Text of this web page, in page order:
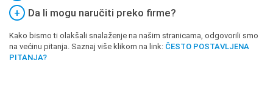
+
Da li mogu naručiti preko firme?
Kako bismo ti olakšali snalaženje na našim stranicama, odgovorili smo
na većinu pitanja. Saznaj više klikom na link: ČESTO POSTAVLJENA
PITANJA?